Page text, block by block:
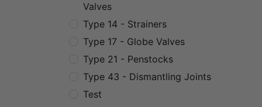
Valves
Type 14 - Strainers
Type 17 - Globe Valves
Type 21 - Penstocks
Type 43 - Dismantling Joints
Test